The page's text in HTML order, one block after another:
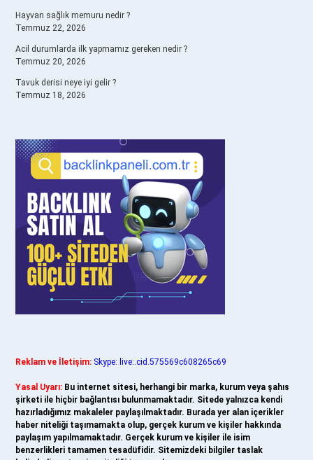
Hayvan sağlık memuru nedir ?
Temmuz 22, 2026
Acil durumlarda ilk yapmamız gereken nedir ?
Temmuz 20, 2026
Tavuk derisi neye iyi gelir ?
Temmuz 18, 2026
Reklam ve İletişim: Skype: live:.cid.575569c608265c69
Yasal Uyarı: Bu internet sitesi, herhangi bir marka, kurum veya şahıs
şirketi ile hiçbir bağlantısı bulunmamaktadır. Sitede yalnızca kendi
hazırladığımız makaleler paylaşılmaktadır. Burada yer alan içerikler
haber niteliği taşımamakta olup, gerçek kurum ve kişiler hakkında
paylaşım yapılmamaktadır. Gerçek kurum ve kişiler ile isim
benzerlikleri tamamen tesadüfidir. Sitemizdeki bilgiler taslak